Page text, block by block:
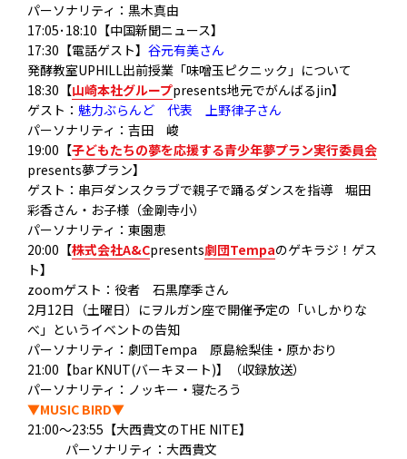
パーソナリティ：黒木真由
17:05･18:10【中国新聞ニュース】
17:30【電話ゲスト】 谷元有美さん
発酵教室UPHILL出前授業「味噌玉ピクニック」について
18:30【山崎本社グループpresents地元でがんばるjin】
ゲスト： 魅力ぶらんど 代表 上野律子さん
パーソナリティ：吉田 峻
19:00【子どもたちの夢を応援する青少年夢プラン実行委員会
presents夢プラン】
ゲスト：串戸ダンスクラブで親子で踊るダンスを指導 堀田
彩香さん・お子様（金剛寺小）
パーソナリティ：東園恵
20:00【株式会社A&Cpresents劇団Tempaのゲキラジ！ゲス
ト】
zoomゲスト：役者 石黒摩季さん
2月12日（土曜日）にヲルガン座で開催予定の「いしかりな
べ」というイベントの告知
パーソナリティ：劇団Tempa 原島絵梨佳・原かおり
21:00【bar KNUT(バーキヌート)】（収録放送）
パーソナリティ：ノッキー・寝たろう
▼MUSIC BIRD▼
21:00～23:55【大西貴文のTHE NITE】
パーソナリティ：大西貴文